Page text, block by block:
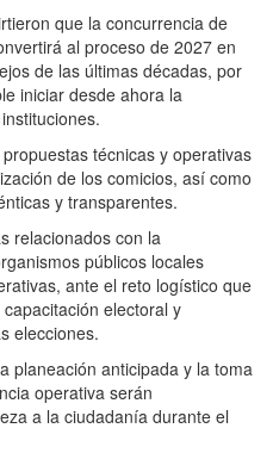
que la concurrencia de
al proceso de 2027 en
de las últimas décadas, por
iniciar desde ahora la
técnicas y operativas
de los comicios, así como
y transparentes.
relacionados con la
públicos locales
ante el reto logístico que
electoral y
elecciones.
planeación anticipada y la toma
operativa serán
a la ciudadanía durante el